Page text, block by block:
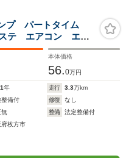
プ パートタイム
テ エアコン エア
本体価格
56.0万円
年 走行 3.3万km
整備付 修復
なし
無 整備
法定整備付
府枚方市